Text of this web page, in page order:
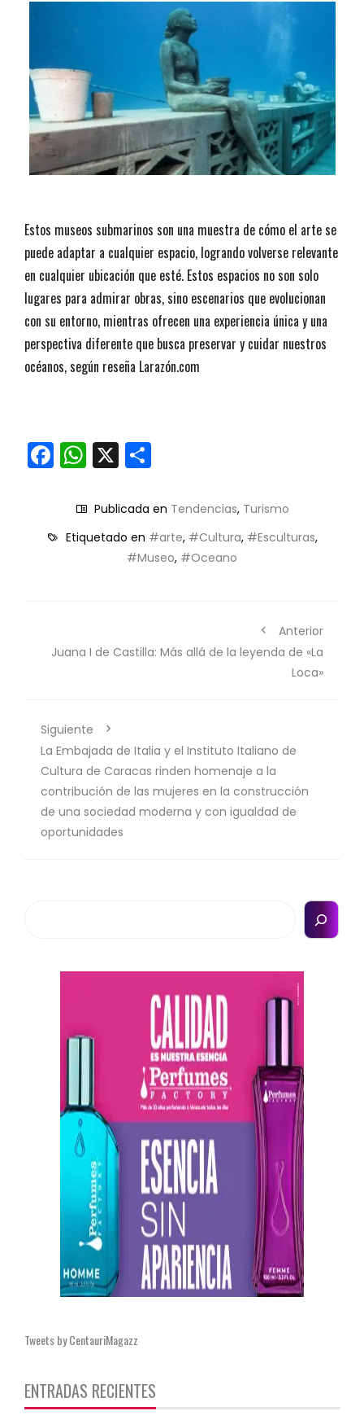
Estos museos submarinos son una muestra de cómo el arte se
puede adaptar a cualquier espacio, logrando volverse relevante
en cualquier ubicación que esté. Estos espacios no son solo
lugares para admirar obras, sino escenarios que evolucionan
con su entorno, mientras ofrecen una experiencia única y una
perspectiva diferente que busca preservar y cuidar nuestros
océanos, según reseña Larazón.com
Facebook
WhatsApp
X
Publicada en Tendencias, Turismo
Etiquetado en #arte, #Cultura, #Esculturas,
#Museo, #Oceano
Anterior
Juana I de Castilla: Más allá de la leyenda de «La
Loca»
Siguiente
La Embajada de Italia y el Instituto Italiano de
Cultura de Caracas rinden homenaje a la
contribución de las mujeres en la construcción
de una sociedad moderna y con igualdad de
oportunidades
Tweets by CentauriMagazz
ENTRADAS RECIENTES